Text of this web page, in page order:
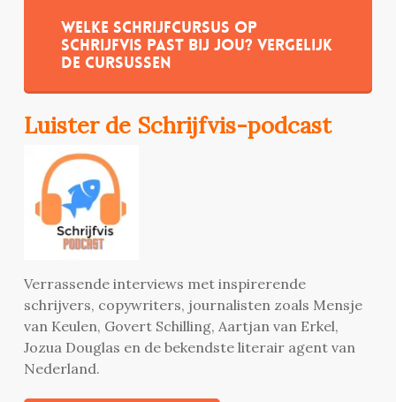
Welke schrijfcursus op
Schrijfvis past bij jou? Vergelijk
de cursussen
Luister de Schrijfvis-podcast
Verrassende interviews met inspirerende
schrijvers, copywriters, journalisten zoals Mensje
van Keulen, Govert Schilling, Aartjan van Erkel,
Jozua Douglas en de bekendste literair agent van
Nederland.